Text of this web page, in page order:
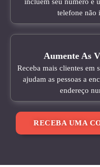
incluem seu número e
telefone não
Aumente As
Receba mais clientes em
ajudam as pessoas a
endereço
RECEBA UMA